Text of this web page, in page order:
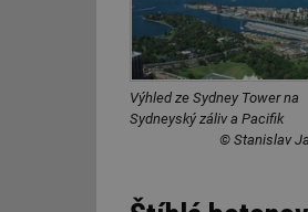
Výhled ze Sydney Tower na
Sydneyský záliv a Pacifik
© Stanislav